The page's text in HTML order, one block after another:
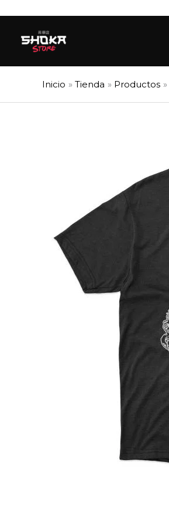
contenido
Inicio Tienda Productos